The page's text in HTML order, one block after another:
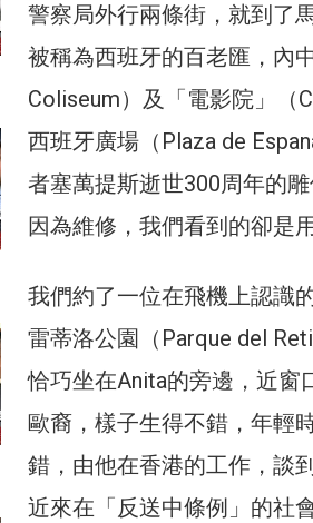
警察局外行兩條街，就到了
被稱為西班牙的百老匯，內
Coliseum）及「電影院」（
西班牙廣場（Plaza de
者塞萬提斯逝世300周年的
因為維修，我們看到的卻是
我們約了一位在飛機上認識
雷蒂洛公園（Parque del
恰巧坐在Anita的旁邊，近窗
歐裔，樣子生得不錯，年輕
錯，由他在香港的工作，談
近來在「反送中條例」的社